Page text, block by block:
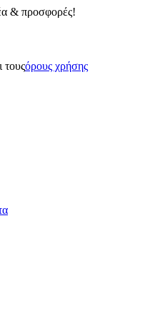
& προσφορές!
τουςόρους χρήσης